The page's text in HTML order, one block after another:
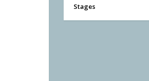
Stages